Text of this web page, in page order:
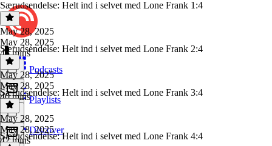
Podcasts
Playlists
Discover
Særudsendelse: Helt ind i selvet med Lone Frank 1:4
May 28, 2025
May 28, 2025
45 mins
Særudsendelse: Helt ind i selvet med Lone Frank 2:4
May 28, 2025
May 28, 2025
40 mins
Særudsendelse: Helt ind i selvet med Lone Frank 3:4
May 28, 2025
May 28, 2025
42 mins
Særudsendelse: Helt ind i selvet med Lone Frank 4:4